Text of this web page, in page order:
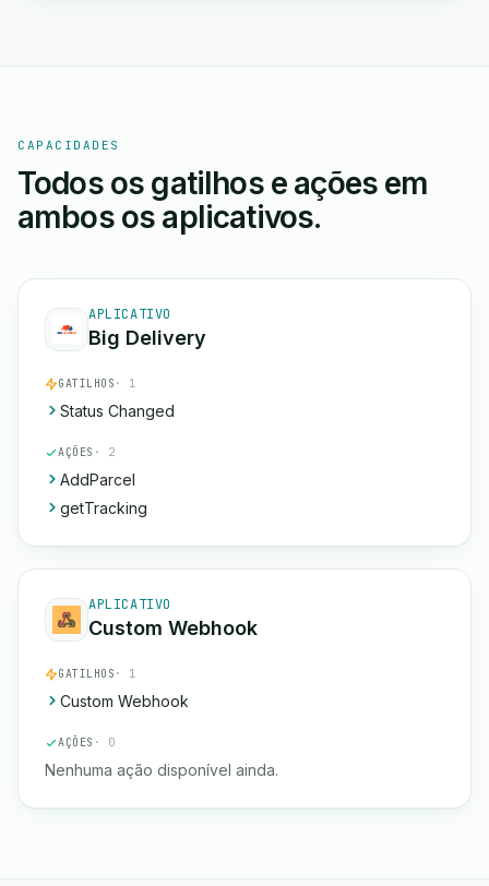
CAPACIDADES
Todos os gatilhos e ações em
ambos os aplicativos.
APLICATIVO
Big Delivery
GATILHOS · 1
Status Changed
AÇÕES · 2
AddParcel
getTracking
APLICATIVO
Custom Webhook
GATILHOS · 1
Custom Webhook
AÇÕES · 0
Nenhuma ação disponível ainda.